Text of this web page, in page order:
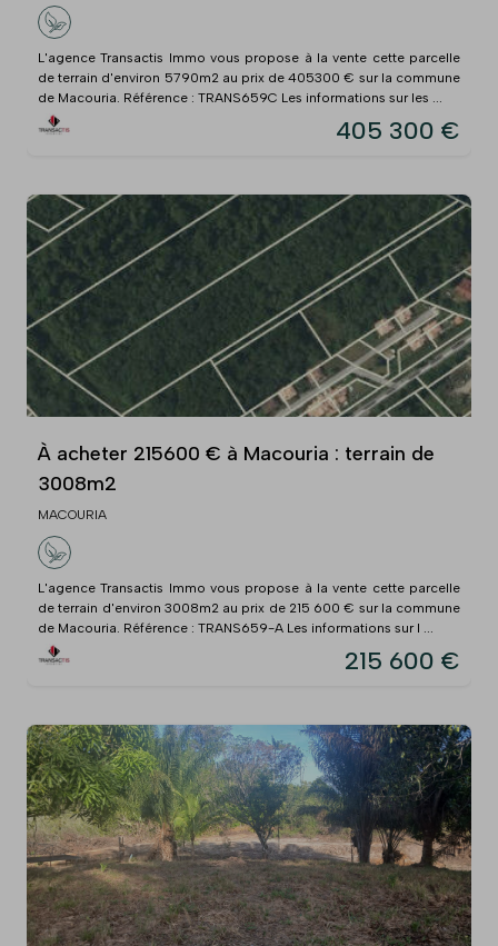
L'agence Transactis Immo vous propose à la vente cette parcelle
de terrain d'environ 5790m2 au prix de 405300 € sur la commune
de Macouria. Référence : TRANS659C Les informations sur les ...
405 300 €
À acheter 215600 € à Macouria : terrain de
3008m2
MACOURIA
L'agence Transactis Immo vous propose à la vente cette parcelle
de terrain d'environ 3008m2 au prix de 215 600 € sur la commune
de Macouria. Référence : TRANS659-A Les informations sur l ...
215 600 €